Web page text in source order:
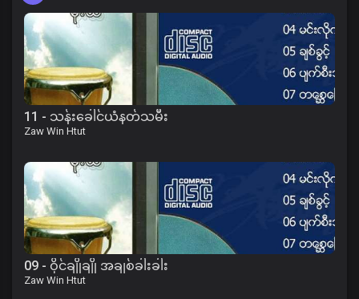
11 - သန်းခေါင်ယံနတ်သမီး
Zaw Win Htut
09 - ဝိုင်ချိုချို အချစ်ခါးခါး
Zaw Win Htut